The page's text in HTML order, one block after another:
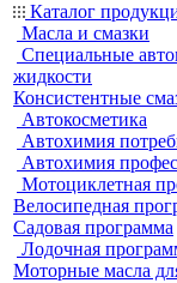
Каталог
Масла и смазки
Специальные
жидкости
Консистентные
Автокосметика
Автохимия
Автохимия
Мотоциклетная
Велосипедная
Садовая программа
Лодочная
Моторные масла